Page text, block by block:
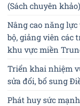
(Sách chuyên khảo)
Nâng cao năng
bộ, giảng viên các
khu vực miền
Triển khai nhiệm
sửa đổi, bổ sung
Phát huy sức